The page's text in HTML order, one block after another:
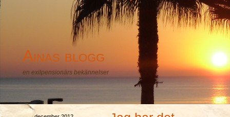
Ainas blogg
en exilpensionärs bekännelser